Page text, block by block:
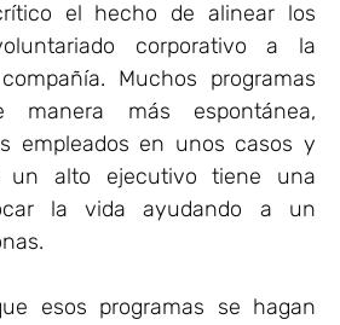
el hecho de alinear los
corporativo a la
Muchos programas
manera más espontánea,
empleados en unos casos y
un alto ejecutivo tiene una
la vida ayudando a un
esos programas se hagan